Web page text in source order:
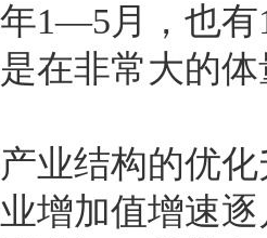
1—5月，也有
在非常大的
业结构的优
增加值增速